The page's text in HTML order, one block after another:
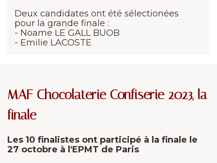
Deux candidates ont été sélectionées
pour la grande finale :
- Noame LE GALL BUOB
- Emilie LACOSTE
MAF Chocolaterie Confiserie 2023, la
finale
Les 10 finalistes ont participé à la finale le
27 octobre à l'EPMT de Paris